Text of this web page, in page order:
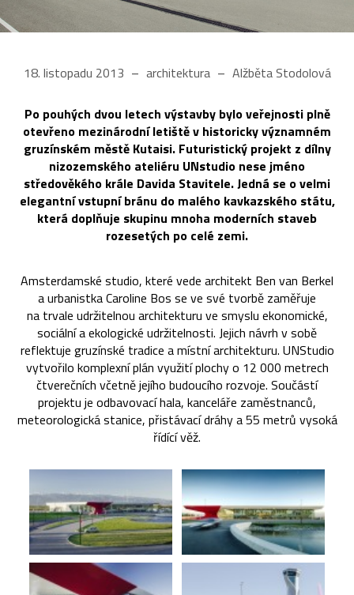
18. listopadu 2013 architektura Alžběta Stodolová
Po pouhých dvou letech výstavby bylo veřejnosti plně
otevřeno mezinárodní letiště v historicky významném
gruzínském městě Kutaisi. Futuristický projekt z dílny
nizozemského ateliéru UNstudio nese jméno
středověkého krále Davida Stavitele. Jedná se o velmi
elegantní vstupní bránu do malého kavkazského státu,
která doplňuje skupinu mnoha moderních staveb
rozesetých po celé zemi.
Amsterdamské studio, které vede architekt Ben van Berkel
a urbanistka Caroline Bos se ve své tvorbě zaměřuje
na trvale udržitelnou architekturu ve smyslu ekonomické,
sociální a ekologické udržitelnosti. Jejich návrh v sobě
reflektuje gruzínské tradice a místní architekturu. UNStudio
vytvořilo komplexní plán využití plochy o 12 000 metrech
čtverečních včetně jejího budoucího rozvoje. Součástí
projektu je odbavovací hala, kanceláře zaměstnanců,
meteorologická stanice, přistávací dráhy a 55 metrů vysoká
řídící věž.